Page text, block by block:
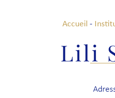
Accueil -
Lili